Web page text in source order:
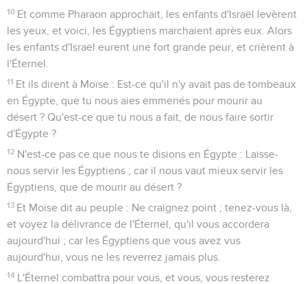
10 Et comme Pharaon approchait, les enfants d'Israël levèrent
les yeux, et voici, les Égyptiens marchaient après eux. Alors
les enfants d'Israël eurent une fort grande peur, et crièrent à
l'Éternel.
11 Et ils dirent à Moïse : Est-ce qu'il n'y avait pas de tombeaux
en Égypte, que tu nous aies emmenés pour mourir au
désert ? Qu'est-ce que tu nous a fait, de nous faire sortir
d'Égypte ?
12 N'est-ce pas ce que nous te disions en Égypte : Laisse-
nous servir les Égyptiens ; car il nous vaut mieux servir les
Égyptiens, que de mourir au désert ?
13 Et Moïse dit au peuple : Ne craignez point ; tenez-vous là,
et voyez la délivrance de l'Éternel, qu'il vous accordera
aujourd'hui ; car les Égyptiens que vous avez vus
aujourd'hui, vous ne les reverrez jamais plus.
14 L'Éternel combattra pour vous, et vous, vous resterez